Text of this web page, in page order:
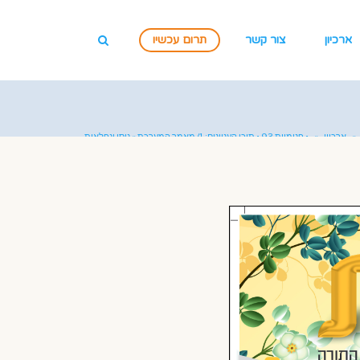
ארכיון צור קשר תרום עכשיו
» ארכיון » • פנימיות 93 • תוכן העניינים: 1) מאמר המערכת » ניסן ונפלאות.